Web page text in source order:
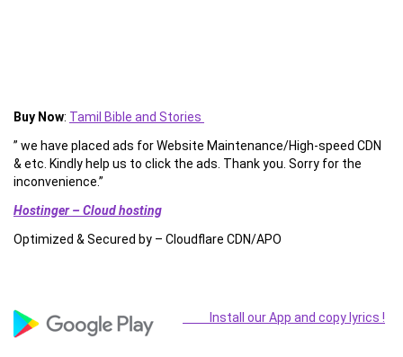
Buy Now: Tamil Bible and Stories
” we have placed ads for Website Maintenance/High-speed CDN
& etc. Kindly help us to click the ads. Thank you. Sorry for the
inconvenience.”
Hostinger – Cloud hosting
Optimized & Secured by – Cloudflare CDN/APO
Install our App and copy lyrics !